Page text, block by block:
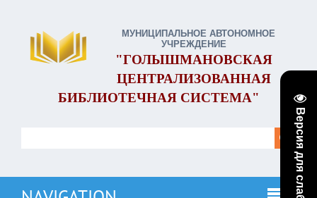
МУНИЦИПАЛЬНОЕ АВТОНОМНОЕ
УЧРЕЖДЕНИЕ
"ГОЛЫШМАНОВСКАЯ
ЦЕНТРАЛИЗОВАННАЯ
БИБЛИОТЕЧНАЯ СИСТЕМА"